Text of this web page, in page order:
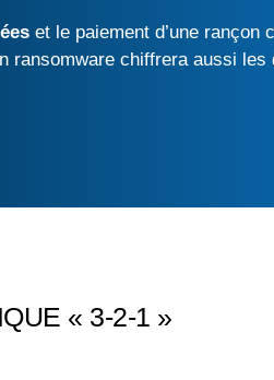
et le paiement d’une rançon
ransomware chiffrera aussi
« 3-2-1 »